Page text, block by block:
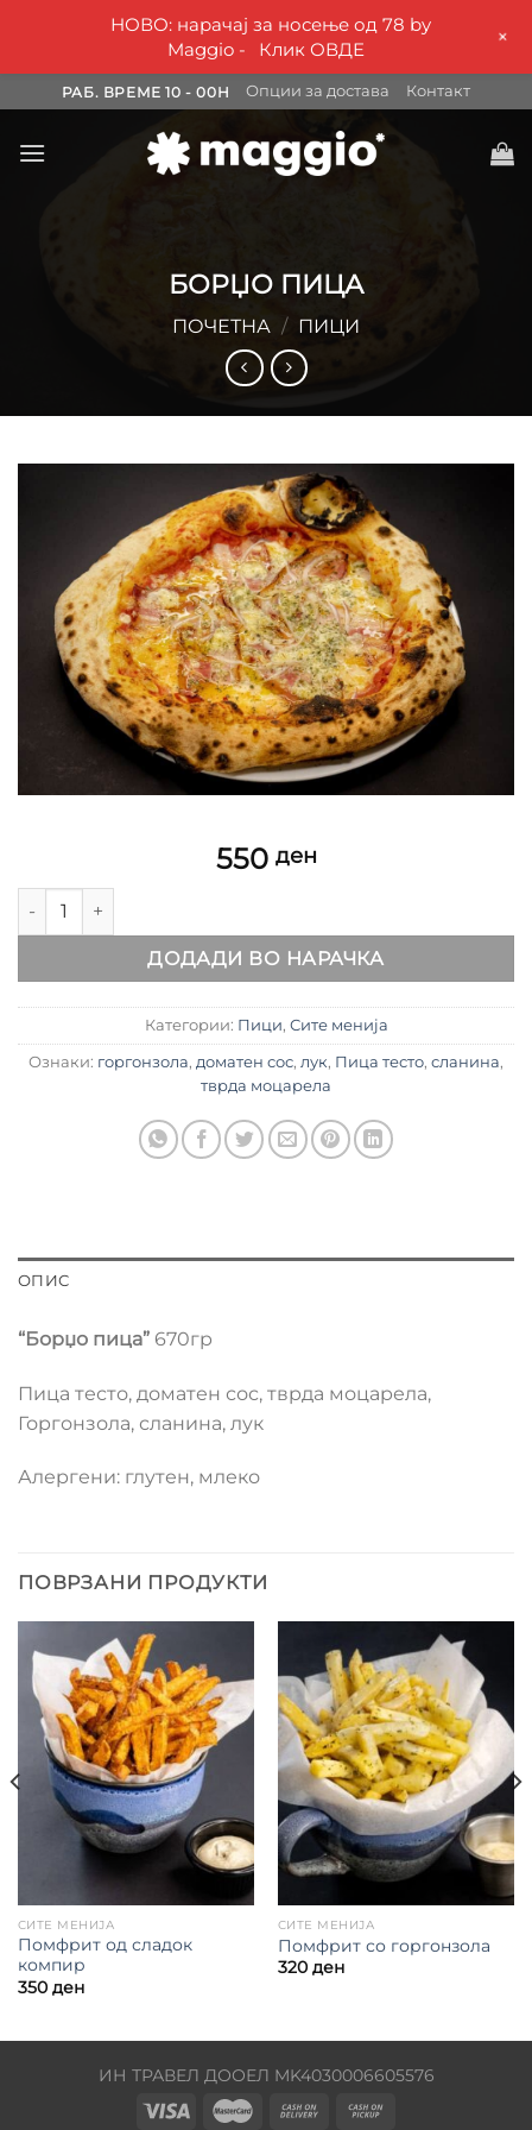
to
content
РАБ. ВРЕМЕ 10 - 00H Опции за достава Контакт
БОРЏО ПИЦА
ПОЧЕТНА / ПИЦИ
550 ден
БОРЏО ПИЦА количина
ДОДАДИ ВО НАРАЧКА
Категории: Пици, Сите менија
Ознаки: горгонзола, доматен сос, лук, Пица тесто, сланина,
тврда моцарела
ОПИС
“Борџо пица” 670гр
Пица тесто, доматен сос, тврда моцарела,
Горгонзола, сланина, лук
Алергени: глутен, млеко
ПОВРЗАНИ ПРОДУКТИ
СИТЕ МЕНИЈА
Помфрит од сладок
компир
350 ден
СИТЕ МЕНИЈА
Помфрит со горгонзола
320 ден
ИН ТРАВЕЛ ДООЕЛ MK4030006605576
НОВО: нарачај за носење од 78 by
Maggio -
Клик ОВДЕ +